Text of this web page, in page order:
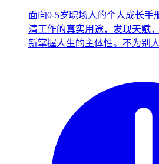
面向0-5岁职场人的个人成长手
清工作的真实用途，发现天赋
新掌握人生的主体性。不为别